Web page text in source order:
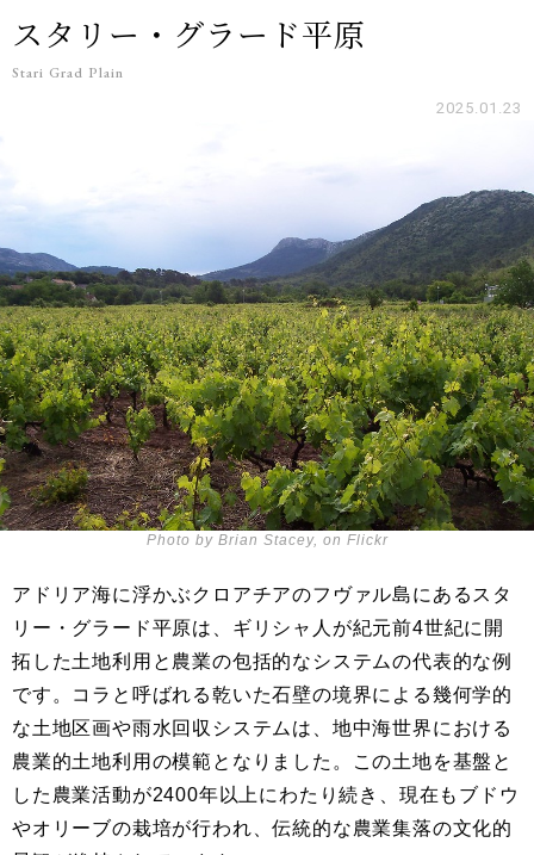
スタリー・グラード平原
Stari Grad Plain
2025.01.23
Photo by Brian Stacey, on Flickr
アドリア海に浮かぶクロアチアのフヴァル島にあるスタ
リー・グラード平原は、ギリシャ人が紀元前4世紀に開
拓した土地利用と農業の包括的なシステムの代表的な例
です。コラと呼ばれる乾いた石壁の境界による幾何学的
な土地区画や雨水回収システムは、地中海世界における
農業的土地利用の模範となりました。この土地を基盤と
した農業活動が2400年以上にわたり続き、現在もブドウ
やオリーブの栽培が行われ、伝統的な農業集落の文化的